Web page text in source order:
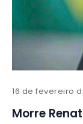
16 de fevereiro
Morre